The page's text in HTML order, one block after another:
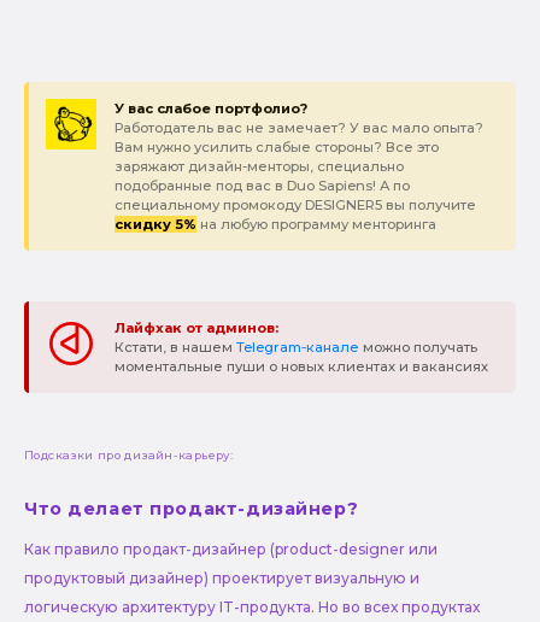
У вас слабое портфолио?
Работодатель вас не замечает? У вас мало опыта?
Вам нужно усилить слабые стороны? Все это
заряжают дизайн-менторы, специально
подобранные под вас в Duo Sapiens! А по
специальному промокоду DESIGNER5 вы получите
скидку 5% на любую программу менторинга
Лайфхак от админов:
Кстати, в нашем Telegram-канале можно получать
моментальные пуши о новых клиентах и вакансиях
Подсказки про дизайн-карьеру:
Что делает продакт-дизайнер?
Как правило продакт-дизайнер (product-designer или
продуктовый дизайнер) проектирует визуальную и
логическую архитектуру IT-продукта. Но во всех продуктах